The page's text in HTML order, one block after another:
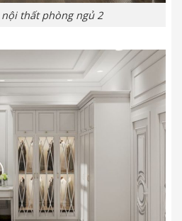
thất phòng ngủ 2